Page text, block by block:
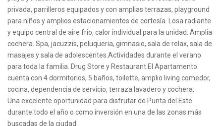
privada, parrilleros equipados y con amplias terrazas, playground
para niños y amplios estacionamientos de cortesía. Losa radiante
y equipo central de aire frio, calor individual para la unidad. Amplia
cochera. Spa, jacuzzis, peluqueria, gimnasio, sala de relax, sala de
masajes y sala de adolescentes.Actividades durante el verano
para toda la familia. Drug Store y Restaurant.El Apartamento
cuenta con 4 dormitorios, 5 baños, toilette, amplio living comedor,
cocina, dependencia de servicio, terraza lavadero y cochera.
Una excelente oportunidad para disfrutar de Punta del Este
durante todo el año o como inversión en una de las zonas más
buscadas de la ciudad.